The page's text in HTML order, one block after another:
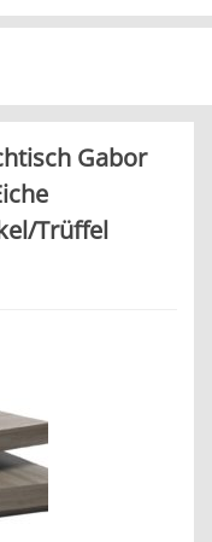
Gabor
Trüffel